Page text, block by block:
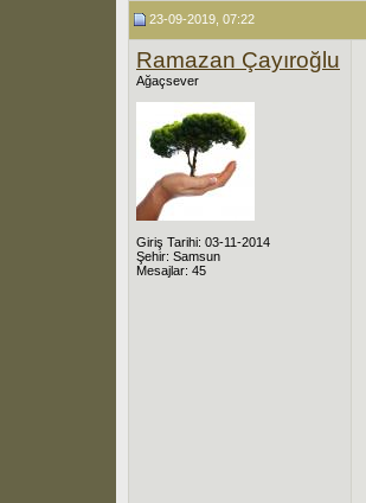
23-09-2019, 07:22
Ramazan Çayıroğlu
Ağaçsever
Giriş Tarihi: 03-11-2014
Şehir: Samsun
Mesajlar: 45